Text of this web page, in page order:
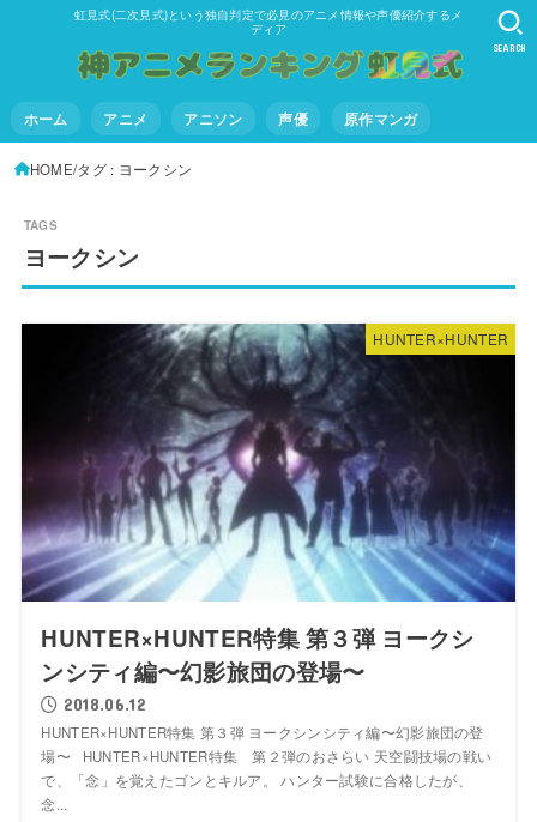
虹見式(二次見式)という独自判定で必見のアニメ情報や声優紹介するメ
ディア
ホーム アニメ アニソン 声優 原作マンガ
SEARCH
HOME タグ : ヨークシン
ヨークシン
HUNTER×HUNTER
HUNTER×HUNTER特集 第３弾 ヨークシ
ンシティ編〜幻影旅団の登場〜
2018.06.12
HUNTER×HUNTER特集 第３弾 ヨークシンシティ編〜幻影旅団の登
場〜 HUNTER×HUNTER特集 第２弾のおさらい 天空闘技場の戦い
で、「念」を覚えたゴンとキルア。 ハンター試験に合格したが、
念...